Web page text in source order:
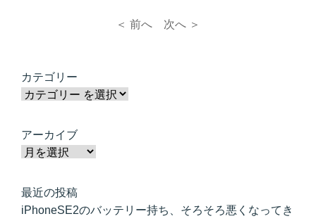
＜ 前へ 次へ ＞
カテゴリー
アーカイブ
最近の投稿
iPhoneSE2のバッテリー持ち、そろそろ悪くなってき